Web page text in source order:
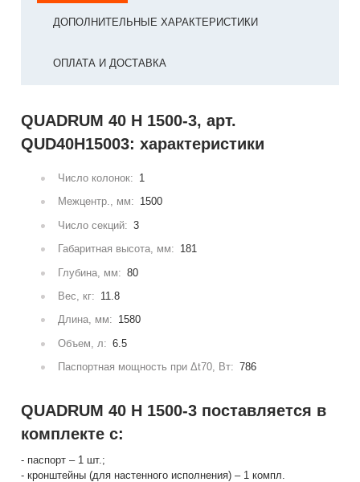
ДОПОЛНИТЕЛЬНЫЕ ХАРАКТЕРИСТИКИ
ОПЛАТА И ДОСТАВКА
QUADRUM 40 H 1500-3, арт.
QUD40H15003: характеристики
Число колонок: 1
Межцентр., мм: 1500
Число секций: 3
Габаритная высота, мм: 181
Глубина, мм: 80
Вес, кг: 11.8
Длина, мм: 1580
Объем, л: 6.5
Паспортная мощность при Δt70, Вт: 786
QUADRUM 40 H 1500-3 поставляется в
комплекте с:
- паспорт – 1 шт.;
- кронштейны (для настенного исполнения) – 1 компл.